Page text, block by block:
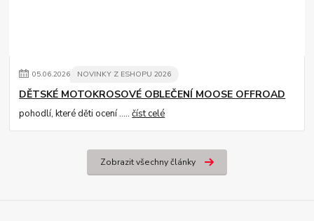
05.06.2026 NOVINKY Z ESHOPU 2026
DĚTSKÉ MOTOKROSOVÉ OBLEČENÍ MOOSE OFFROAD
pohodlí, které děti ocení .....číst celé
Zobrazit všechny články